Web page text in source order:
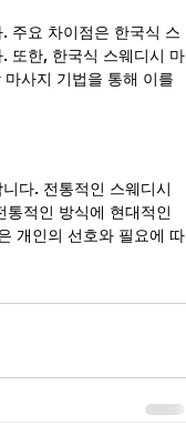
주요 차이점은 한국식 스
또한, 한국식 스웨디시 마
사지 기법을 통해 이를
다. 전통적인 스웨디시
적인 방식에 현대적인
개인의 선호와 필요에 따